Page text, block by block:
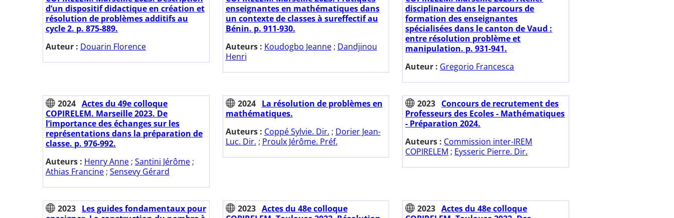
d’un dispositif didactique en création et
résolution de problèmes additifs au
cycle 2. p. 875-889.
Auteur : Douarin Florence
enseignantes en mathématiques dans
un contexte de classes à sureffectif au
Bénin. p. 911-930.
Auteurs : Koudogbo Jeanne; Dandjinou
Henri
disciplinaire dans le parcours de
formation des enseignantes
spécialisées dans le canton de Vaud :
entre résolution problème et
manipulation. p. 931-941.
Auteur : Gregorio Francesca
2024 Actes du 49e colloque
COPIRELEM. Marseille 2023. De
l’importance des échanges sur les
représentations dans la préparation de
classe. p. 976-992.
Auteurs : Henry Anne ; Santini Jérôme ;
Athias Francine ; Sensevy Gérard
2024
La résolution de problèmes en
mathématiques.
Auteurs : Coppé Sylvie. Dir. ; Dorier Jean-
Luc. Dir. ; Proulx Jérôme. Préf.
2023 Concours de recrutement des
Professeurs des Ecoles - Mathématiques
- Préparation 2024.
Auteurs : Commission inter-IREM
COPIRELEM ; Eysseric Pierre. Dir.
2023 Les guides fondamentaux pour
2023 Actes du 48e colloque
2023 Actes du 48e colloque